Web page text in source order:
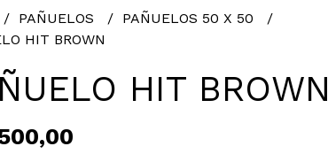
PAÑUELOS
PAÑUELOS 50 X 50
HIT BROWN
HIT BROWN